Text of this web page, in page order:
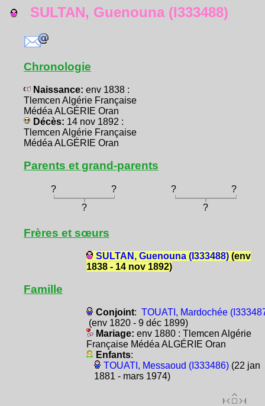
SULTAN, Guenouna (I333488)
Chronologie
Naissance: env 1838 :
Tlemcen Algérie Française
Médéa ALGÉRIE Oran
Décès: 14 nov 1892 :
Tlemcen Algérie Française
Médéa ALGÉRIE Oran
Parents et grand-parents
? ? ?
?
?
?
Frères et sœurs
SULTAN, Guenouna (I333488)(env
1838 - 14 nov 1892)
Famille
Conjoint: TOUATI, Mardochée
(env 1820 - 9 déc 1899)
Mariage: env 1880 : Tlemcen Algérie
Française Médéa ALGÉRIE Oran
Enfants:
TOUATI, Messaoud (I333486)(22 jan
1881 - mars 1974)